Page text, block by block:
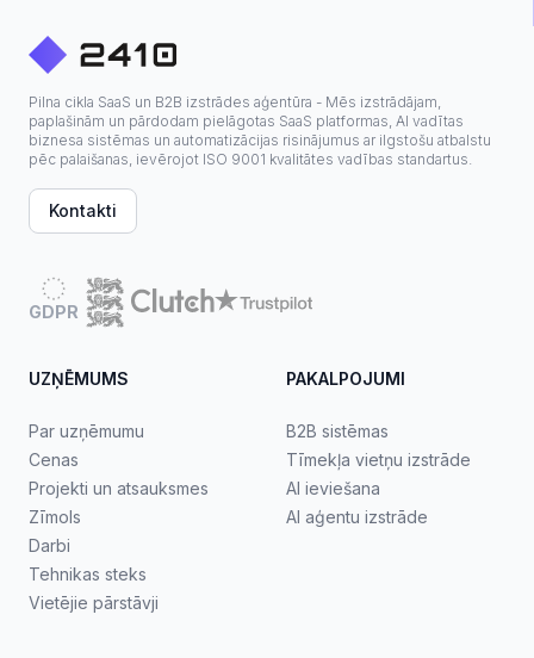
Pilna cikla SaaS un B2B izstrādes aģentūra - Mēs izstrādājam,
paplašinām un pārdodam pielāgotas SaaS platformas, AI vadītas
biznesa sistēmas un automatizācijas risinājumus ar ilgstošu atbalstu
pēc palaišanas, ievērojot ISO 9001 kvalitātes vadības standartus.
Kontakti
GDPR
UZŅĒMUMS
Par uzņēmumu
Cenas
Projekti un atsauksmes
Zīmols
Darbi
Tehnikas steks
Vietējie pārstāvji
PAKALPOJUMI
B2B sistēmas
Tīmekļa vietņu izstrāde
AI ieviešana
AI aģentu izstrāde